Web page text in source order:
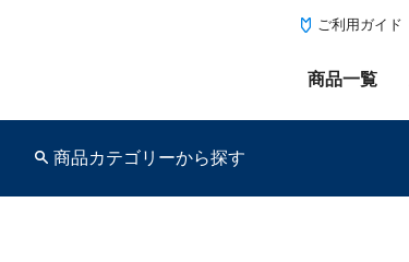
ご利用ガイド
商品一覧
商品カテゴリーから探す